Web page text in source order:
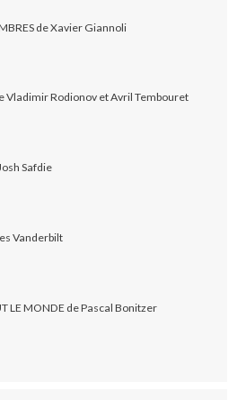
de Xavier Giannoli
Vladimir Rodionov et Avril Tembouret
Safdie
Vanderbilt
LE MONDE de Pascal Bonitzer